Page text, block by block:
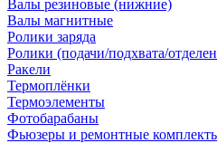
Валы резиновые (нижние)
Валы магнитные
Ролики заряда
Ролики (подачи/подхвата/
Ракели
Термоплёнки
Термоэлементы
Фотобарабаны
Фьюзеры и ремонтные